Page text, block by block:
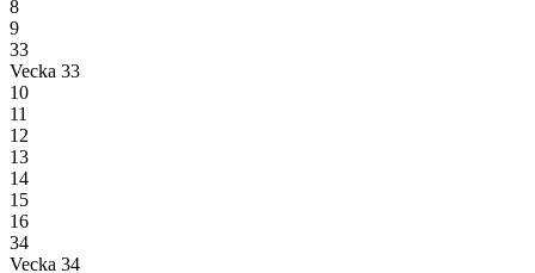
8
9
33
Vecka 33
10
11
12
13
14
15
16
34
Vecka 34